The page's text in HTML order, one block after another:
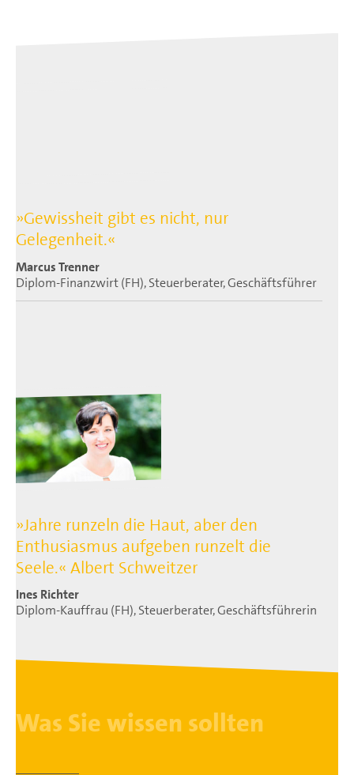
»Gewissheit gibt es nicht, nur
Gelegenheit.«
Marcus Trenner
Diplom-Finanzwirt (FH), Steuerberater, Geschäftsführer
»Jahre runzeln die Haut, aber den
Enthusiasmus aufgeben runzelt die
Seele.« Albert Schweitzer
Ines Richter
Diplom-Kauffrau (FH), Steuerberater, Geschäftsführerin
Was Sie wissen sollten